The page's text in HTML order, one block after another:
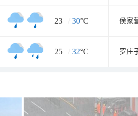
23 / 30°C 侯家
25 / 32°C 罗庄